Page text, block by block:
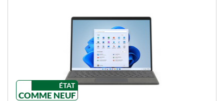
ÉTAT
COMME NEUF